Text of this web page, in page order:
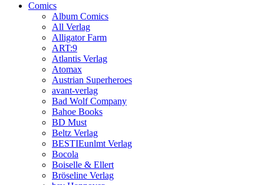
Comics
Album Comics
All Verlag
Alligator Farm
ART:9
Atlantis Verlag
Atomax
Austrian Superheroes
avant-verlag
Bad Wolf Company
Bahoe Books
BD Must
Beltz Verlag
BESTIEunlmt Verlag
Bocola
Boiselle & Ellert
Bröseline Verlag